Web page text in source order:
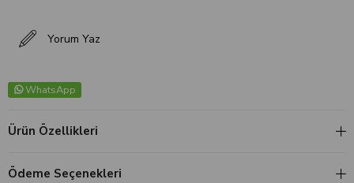
Yorum Yaz
WhatsApp
Ürün Özellikleri
Ödeme Seçenekleri